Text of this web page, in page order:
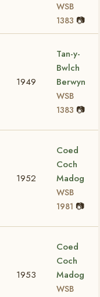
WSB
1383 📷
1949
Tan-y-
Bwlch
Berwyn
WSB
1383 📷
1952
Coed
Coch
Madog
WSB
1981 📷
1953
Coed
Coch
Madog
WSB